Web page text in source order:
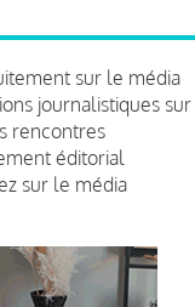
sur le média
journalistiques
rencontres
éditorial
sur le média